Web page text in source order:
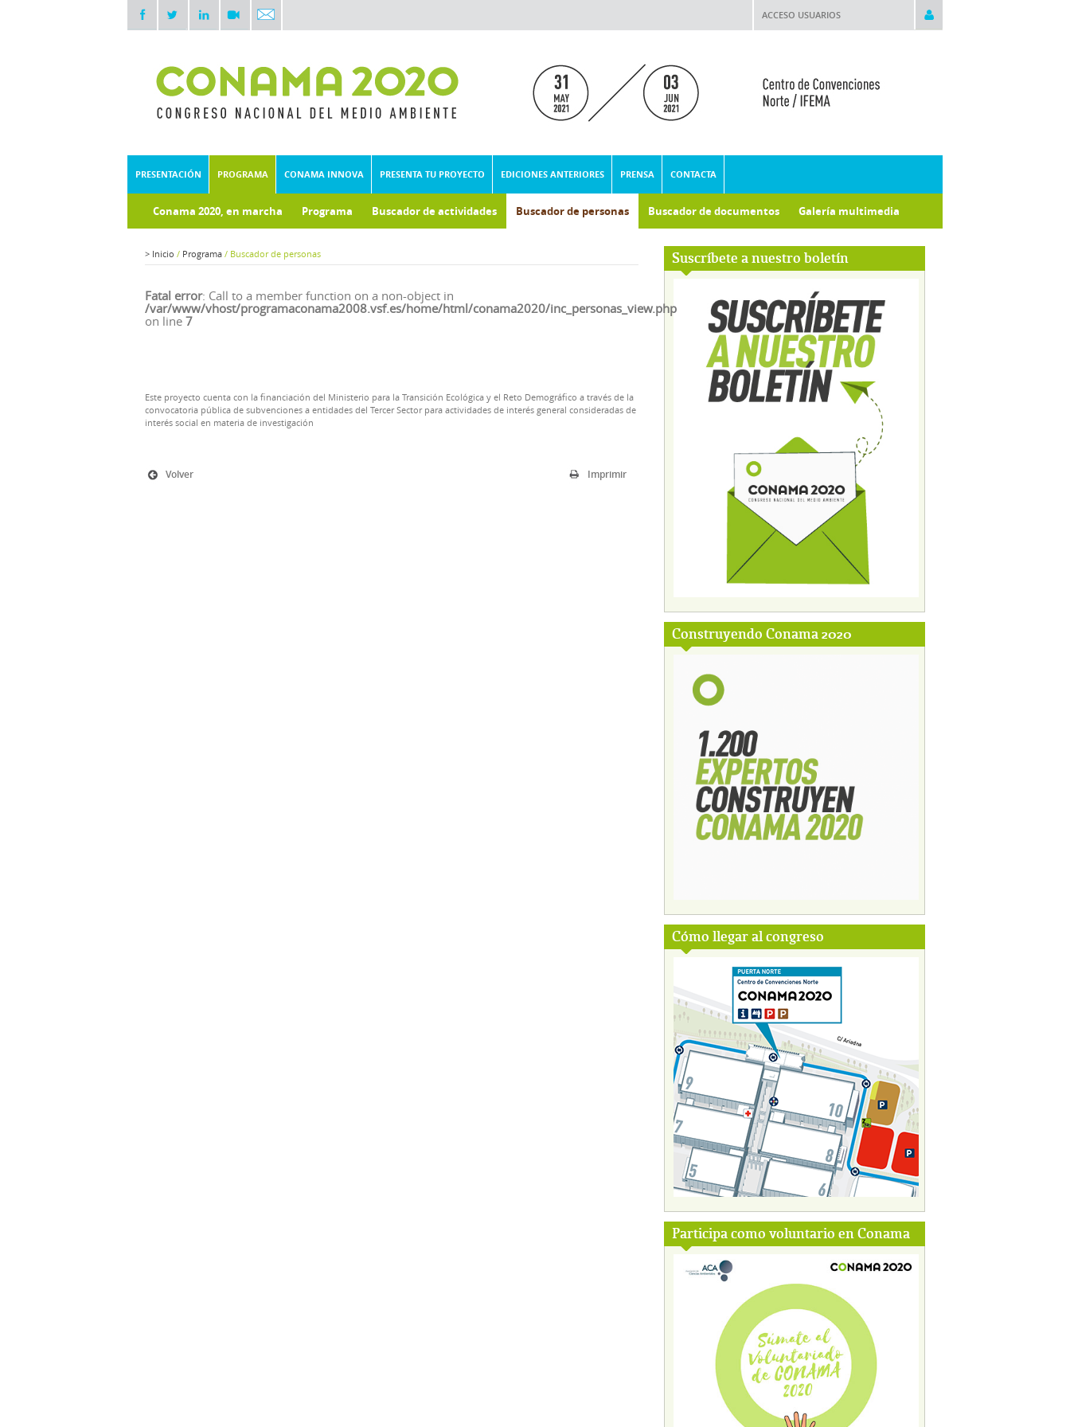
ACCESO USUARIOS
PRESENTACIÓN PROGRAMA CONAMA INNOVA PRESENTA TU PROYECTO EDICIONES ANTERIORES PRENSA CONTACTA
Conama 2020, en marcha Programa Buscador de actividades Buscador de personas Buscador de documentos Galería multimedia
Suscríbete a nuestro boletín
Construyendo Conama 2020
Cómo llegar al congreso
Participa como voluntario en Conama
> Inicio / Programa / Buscador de personas
Fatal error: Call to a member function on a non-object in
/var/www/vhost/programaconama2008.vsf.es/home/html/conama2020/inc_personas_view.php
on line 7
Este proyecto cuenta con la financiación del Ministerio para la Transición Ecológica y el Reto Demográfico a través de la
convocatoria pública de subvenciones a entidades del Tercer Sector para actividades de interés general consideradas de
interés social en materia de investigación
Imprimir
Volver